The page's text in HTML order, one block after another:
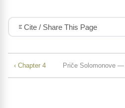
Cite / Share This Page
‹ Chapter 4 Priče Solomonove —